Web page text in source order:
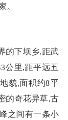
。
的下坝乡,距武
公里,距平远五
貌,面积约8平
的奇花异草,古
之间有一条小